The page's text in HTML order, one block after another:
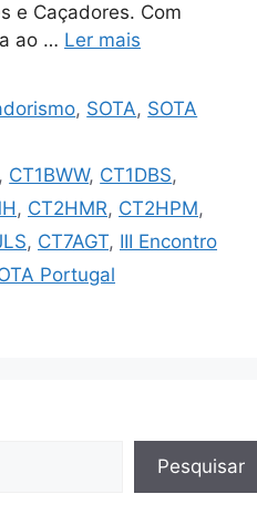
e Caçadores. Com
ao … Ler mais
, SOTA, SOTA
, CT1BWW, CT1DBS,
, CT2HMR, CT2HPM,
, CT7AGT, III Encontro
Portugal
Pesquisar